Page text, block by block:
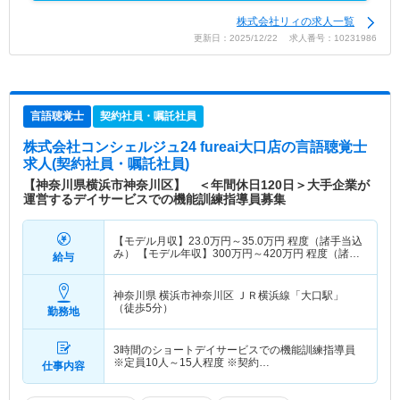
株式会社リィの求人一覧
更新日：2025/12/22 求人番号：10231986
言語聴覚士 契約社員・嘱託社員
株式会社コンシェルジュ24 fureai大口店の言語聴覚士
求人(契約社員・嘱託社員)
【神奈川県横浜市神奈川区】 ＜年間休日120日＞大手企業が
運営するデイサービスでの機能訓練指導員募集
給与
【モデル月収】 23.0万円～35.0万円 程度（諸手当込
み） 【モデル年収】 300万円～420万円 程度（諸手
勤務地
神奈川県 横浜市神奈川区 ＪＲ横浜線「大口駅」
（徒歩5分）
仕事内容
3時間のショートデイサービスでの機能訓練指導員
※定員10人～15人程度 ※契約…